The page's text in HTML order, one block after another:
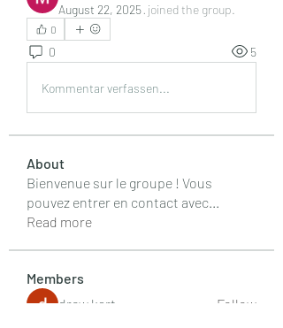
August 22, 2025· joined the group.
0
0 5
Kommentar verfassen...
About
Bienvenue sur le groupe ! Vous
pouvez entrer en contact avec...
Read more
Members
drew kart
Follow